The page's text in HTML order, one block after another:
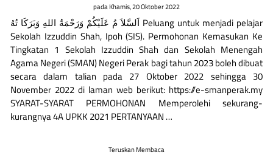
padaKhamis, 20 Oktober 2022
اَلسَّلاَ مُ عَلَيْكُمْ وَرَحْمَةُ اللهِ وَبَرَكَا تُهُ Peluang untuk menjadi pelajar
Sekolah Izzuddin Shah, Ipoh (SIS). Permohonan Kemasukan Ke
Tingkatan 1 Sekolah Izzuddin Shah dan Sekolah Menengah
Agama Negeri (SMAN) Negeri Perak bagi tahun 2023 boleh dibuat
secara dalam talian pada 27 Oktober 2022 sehingga 30
November 2022 di laman web berikut: https://e-smanperak.my
SYARAT-SYARAT PERMOHONAN Memperolehi sekurang-
kurangnya 4A UPKK 2021 PERTANYAAN …
Teruskan Membaca